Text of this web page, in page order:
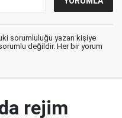
sorumluluğu yazan kişiye
değildir. Her bir yorum
rejim